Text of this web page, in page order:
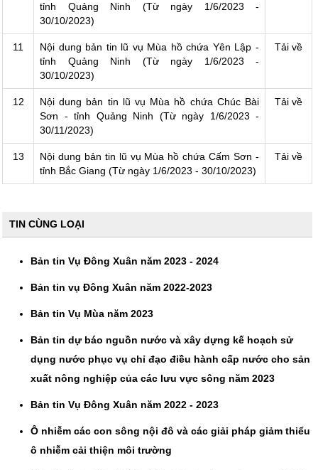
tỉnh Quảng Ninh (Từ ngày 1/6/2023 -
30/10/2023)
11
Nội dung bản tin lũ vụ Mùa hồ chứa Yên Lập -
tỉnh Quảng Ninh (Từ ngày 1/6/2023 -
30/10/2023)
Tải về
12
Nội dung bản tin lũ vụ Mùa hồ chứa Chúc Bài
Sơn - tỉnh Quảng Ninh (Từ ngày 1/6/2023 -
30/11/2023)
Tải về
13
Nội dung bản tin lũ vụ Mùa hồ chứa Cấm Sơn -
tỉnh Bắc Giang (Từ ngày 1/6/2023 - 30/10/2023)
Tải về
TIN CÙNG LOẠI
Bản tin Vụ Đông Xuân năm 2023 - 2024
Bản tin vụ Đông Xuân năm 2022-2023
Bản tin Vụ Mùa năm 2023
Bản tin dự báo nguồn nước và xây dựng kế hoạch sử
dụng nước phục vụ chỉ đạo điều hành cấp nước cho sản
xuất nông nghiệp của các lưu vực sông năm 2023
Bản tin Vụ Đông Xuân năm 2022 - 2023
Ô nhiễm các con sông nội đô và các giải pháp giảm thiểu
ô nhiễm cải thiện môi trường